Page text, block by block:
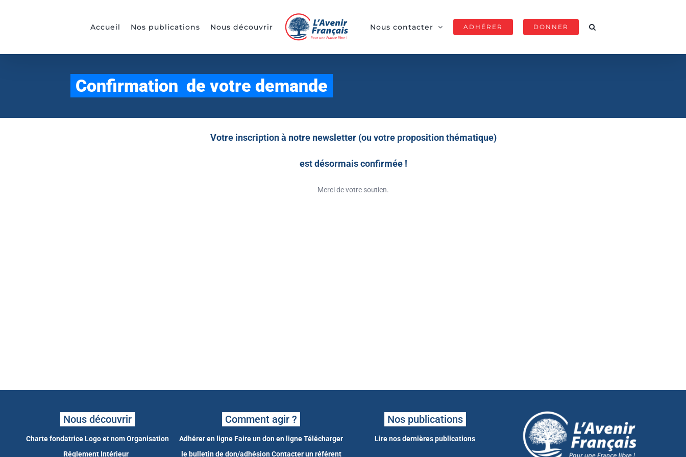
Accueil Nos publications Nous découvrir Nous contacter ADHÉRER DONNER
Confirmation de votre demande
Votre inscription à notre newsletter (ou votre proposition thématique)
est désormais confirmée !
Merci de votre soutien.
Nous découvrir
Charte fondatrice Logo et nom Organisation
Réglement Intérieur
Comment agir ?
Adhérer en ligneFaire un don en ligneTélécharger
le bulletin de don/adhésion Contacter un référent
Nos publications
Lire nos dernières publications